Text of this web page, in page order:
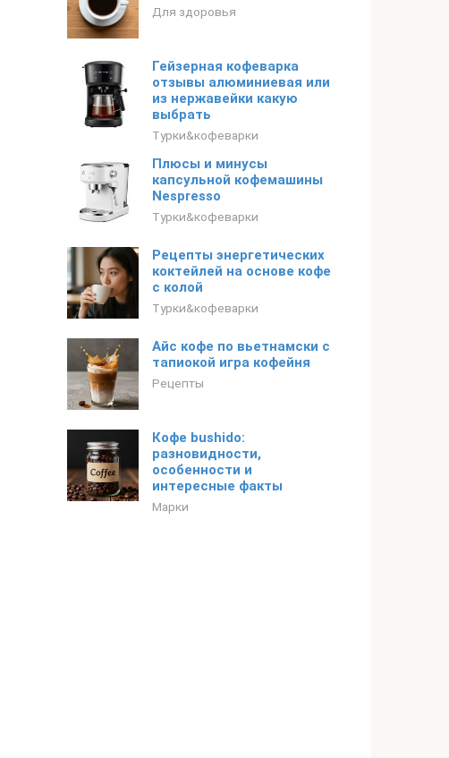
Для здоровья
Гейзерная кофеварка
отзывы алюминиевая или
из нержавейки какую
выбрать
Турки&кофеварки
Плюсы и минусы
капсульной кофемашины
Nespresso
Турки&кофеварки
Рецепты энергетических
коктейлей на основе кофе
с колой
Турки&кофеварки
Айс кофе по вьетнамски с
тапиокой игра кофейня
Рецепты
Кофе bushido:
разновидности,
особенности и
интересные факты
Марки